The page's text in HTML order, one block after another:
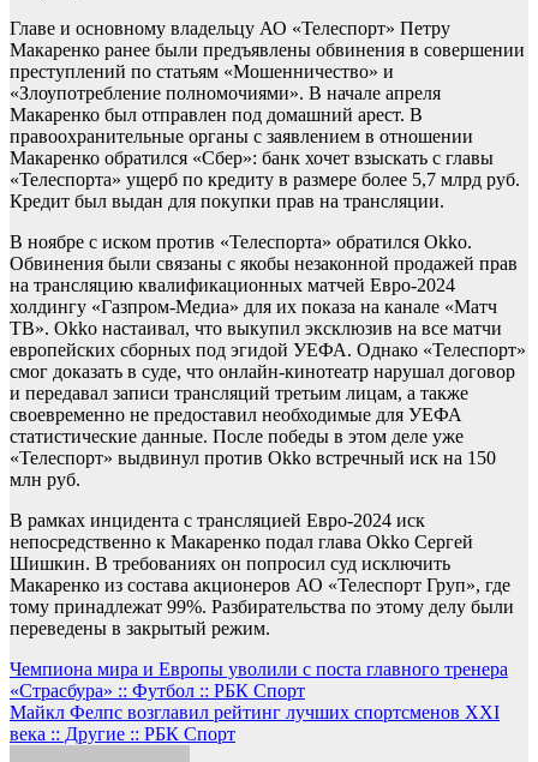
Главе и основному владельцу АО «Телеспорт» Петру
Макаренко ранее были предъявлены обвинения в совершении
преступлений по статьям «Мошенничество» и
«Злоупотребление полномочиями». В начале апреля
Макаренко был отправлен под домашний арест. В
правоохранительные органы с заявлением в отношении
Макаренко обратился «Сбер»: банк хочет взыскать с главы
«Телеспорта» ущерб по кредиту в размере более 5,7 млрд руб.
Кредит был выдан для покупки прав на трансляции.
В ноябре с иском против «Телеспорта» обратился Okko.
Обвинения были связаны с якобы незаконной продажей прав
на трансляцию квалификационных матчей Евро-2024
холдингу «Газпром-Медиа» для их показа на канале «Матч
ТВ». Okko настаивал, что выкупил эксклюзив на все матчи
европейских сборных под эгидой УЕФА. Однако «Телеспорт»
смог доказать в суде, что онлайн-кинотеатр нарушал договор
и передавал записи трансляций третьим лицам, а также
своевременно не предоставил необходимые для УЕФА
статистические данные. После победы в этом деле уже
«Телеспорт» выдвинул против Okko встречный иск на 150
млн руб.
В рамках инцидента с трансляцией Евро-2024 иск
непосредственно к Макаренко подал глава Okko Сергей
Шишкин. В требованиях он попросил суд исключить
Макаренко из состава акционеров АО «Телеспорт Груп», где
тому принадлежат 99%. Разбирательства по этому делу были
переведены в закрытый режим.
Навигация
по
записям
Чемпиона мира и Европы уволили с поста главного тренера
«Страсбура» :: Футбол :: РБК Спорт
Майкл Фелпс возглавил рейтинг лучших спортсменов ХХI
века :: Другие :: РБК Спорт